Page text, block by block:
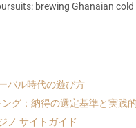
brewing Ghanaian
バル時代の遊び方
グ：納得の選定基準と実践
ノ サイトガイド